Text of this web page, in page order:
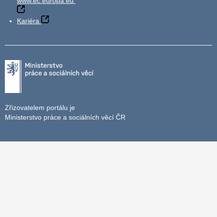
Kariéra
Zřizovatelem portálu je
Ministerstvo práce a sociálních věcí ČR